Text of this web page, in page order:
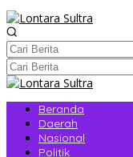
Beranda
Daerah
Nasional
Politik